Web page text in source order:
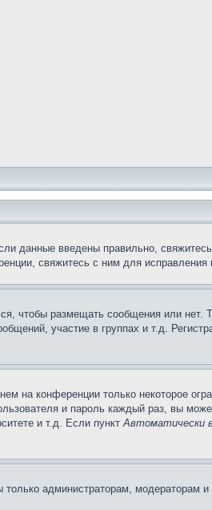
данные введены правильно,
свяжитесь с ним для исправления
чтобы размещать сообщения или нет.
участие в группах и т.д.
на конференции только некоторое
и пароль каждый раз, вы
и т.д. Если пунктАвтоматически
только администраторам, модераторам